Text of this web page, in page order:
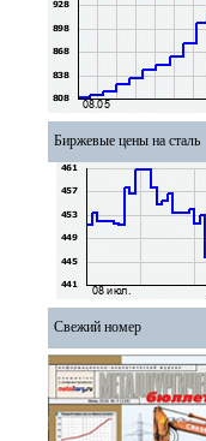
Биржевые цены на сталь
Свежий номер